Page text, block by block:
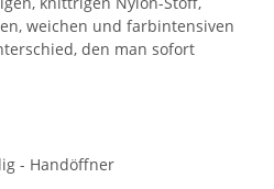
weichen und farbintensiven
den man sofort
- Handöffner